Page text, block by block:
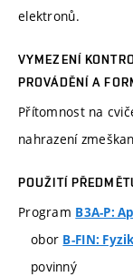
elektronů.
VYMEZENÍ
PROVÁDĚNÍ A
Přítomnost na
nahrazení
POUŽITÍ
Program B3A-P:
obor B-FIN:
povinný